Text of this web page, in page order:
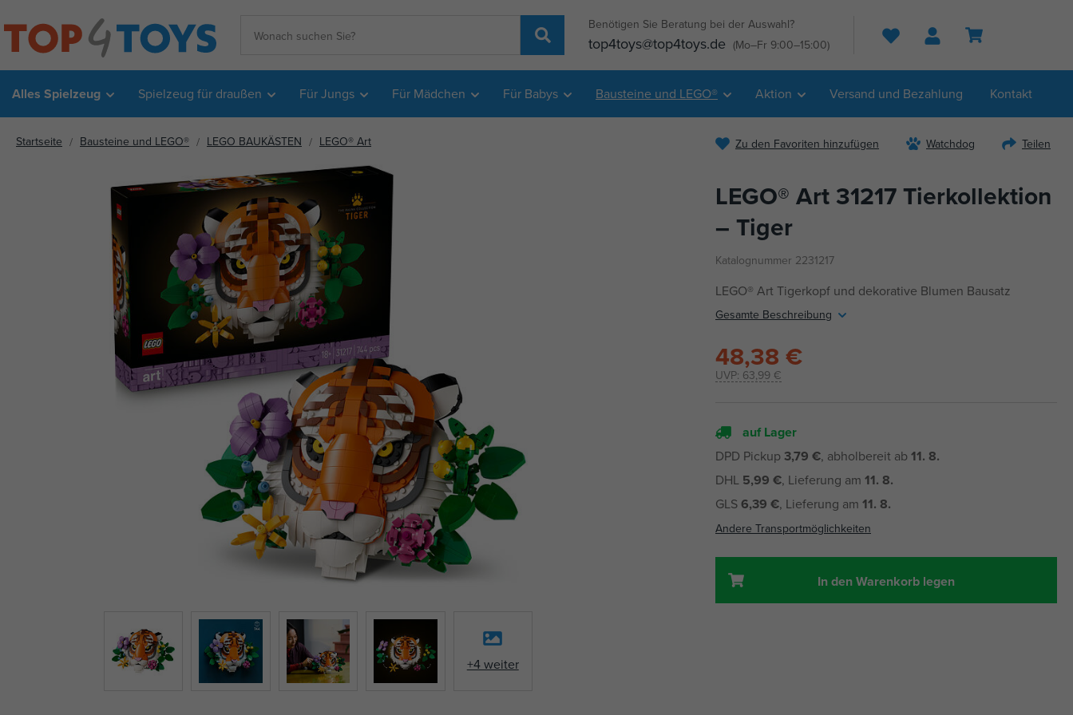
Benötigen Sie Beratung bei der Auswahl?
top4toys@top4toys.de (Mo–Fr 9:00–15:00) Suche
Alles Spielzeug Spielzeug für draußen Für Jungs Für Mädchen Für Babys Bausteine und LEGO® Aktion Versand und Bezahlung Kontakt
Startseite Bausteine und LEGO® LEGO BAUKÄSTEN LEGO® Art
+4 weiter
Zu den Favoriten hinzufügen Watchdog Teilen
LEGO® Art 31217 Tierkollektion
– Tiger
Katalognummer 2231217
LEGO® Art Tigerkopf und dekorative Blumen Bausatz
Gesamte Beschreibung
UVP: 63,99 €
48,38 €
auf Lager
DPD Pickup 3,79 €, abholbereit ab 11. 8.
DHL 5,99 €, Lieferung am 11. 8.
GLS6,39 €, Lieferung am 11. 8.
Andere Transportmöglichkeiten
In den Warenkorb legen